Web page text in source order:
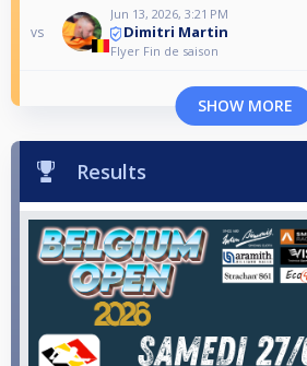
vs
Jun 13, 2026, 3:21 PM
Dimitri Martin
Flyer Fin de saison
SHOW MORE
Results